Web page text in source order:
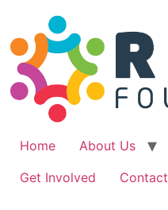
conteúdo
Home About Us
Get Involved
Contact